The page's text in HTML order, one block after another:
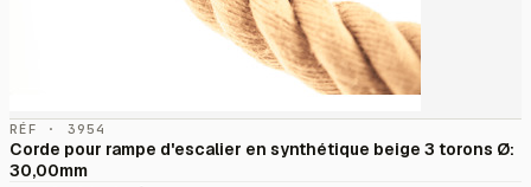
RÉF · 3954
Corde pour rampe d'escalier en synthétique beige 3 torons Ø:
30,00mm